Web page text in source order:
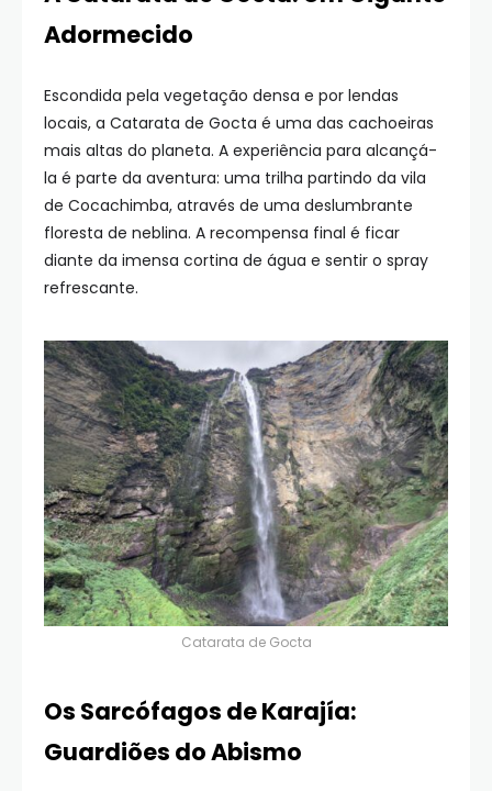
Adormecido
Escondida pela vegetação densa e por lendas
locais, a Catarata de Gocta é uma das cachoeiras
mais altas do planeta. A experiência para alcançá-
la é parte da aventura: uma trilha partindo da vila
de Cocachimba, através de uma deslumbrante
floresta de neblina. A recompensa final é ficar
diante da imensa cortina de água e sentir o spray
refrescante.
Catarata de Gocta
Os Sarcófagos de Karajía:
Guardiões do Abismo